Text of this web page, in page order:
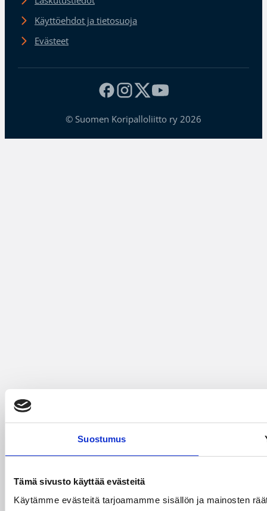
Suostumus
Tämä sivusto käyttää evästeitä
Käytämme evästeitä tarjoamamme sisällön ja mainosten
Käyttöehdot ja tietosuoja
Evästeet
© Suomen Koripalloliitto ry 2026